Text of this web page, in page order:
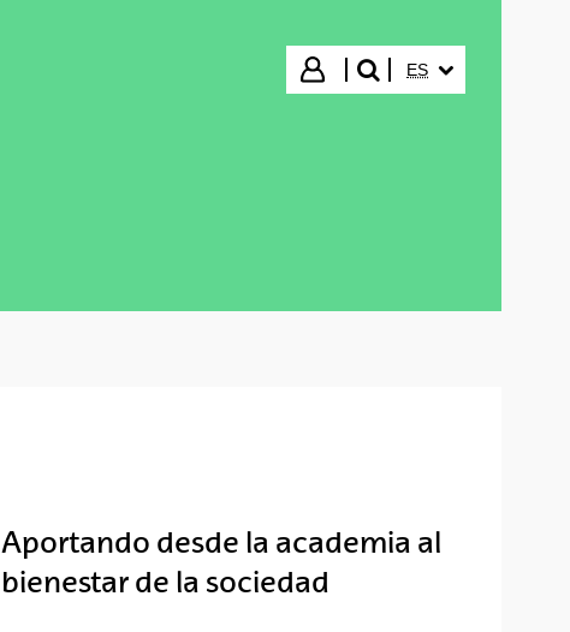
Iniciar sesión
buscar"
ES
Aportando desde la academia al
bienestar de la sociedad